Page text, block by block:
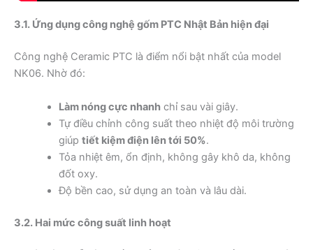
3.1. Ứng dụng công nghệ gốm PTC Nhật Bản hiện đại
Công nghệ Ceramic PTC là điểm nổi bật nhất của model
NK06. Nhờ đó:
Làm nóng cực nhanhchỉ sau vài giây.
Tự điều chỉnh công suất theo nhiệt độ môi trường
giúp tiết kiệm điện lên tới 50%.
Tỏa nhiệt êm, ổn định, không gây khô da, không
đốt oxy.
Độ bền cao, sử dụng an toàn và lâu dài.
3.2. Hai mức công suất linh hoạt